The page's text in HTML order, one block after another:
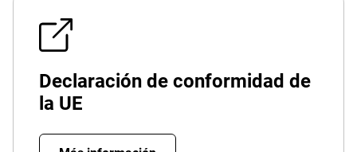
Declaración de conformidad de
la UE